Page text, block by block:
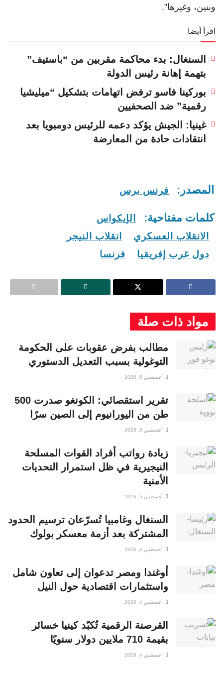
وبنين، وغيرها”.
اقرأ أيضا
السنغال: بدء محاكمة مقربين من “باستيف”
بتهمة إهانة رئيس الدولة
بوركينا فاسو ترفض اتهامات بتشكيل “ميليشيا
رقمية” ضد الصحفيين
غينيا: الجيش يؤكد دعمه للرئيس دومبويا بعد
انتقادات حادة من المعارضة
المصدر: فرنس برس
كلمات مفتاحية:
الإيكواس
الانقلاب العسكري
انقلاب النيجر
دول غرب إفريقيا
فرنسا
مواد ذات صلة
مطالب بفرض عقوبات على الحكومة
التوغولية بسبب التعديل الدستوري
أغسطس 5, 2026
تقرير استقصائي: الكونغو صدرت 500
طن من اليورانيوم إلى الصين سرًا
أغسطس 5, 2026
زيادة رواتب أفراد القوات المسلحة
النيجيرية في ظل استمرار التحديات
الأمنية
أغسطس 5, 2026
السنغال وغامبيا تُسرّعان ترسيم الحدود
المشتركة بعد أزمة معسكر بولوك
أغسطس 4, 2026
أوغندا ومصر تدعوان إلى تعاون شامل
واستثمارات اقتصادية حول النيل
أغسطس 4, 2026
القرصنة الرقمية تُكبّد كينيا خسائر
بقيمة 710 ملايين دولار سنويًا
أغسطس 4, 2026